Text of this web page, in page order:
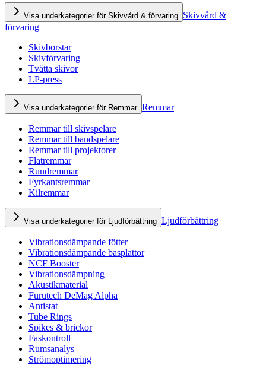
Visa underkategorier för Skivvård & förvaring Skivvård &
förvaring
Skivborstar
Skivförvaring
Tvätta skivor
LP-press
Visa underkategorier för Remmar Remmar
Remmar till skivspelare
Remmar till bandspelare
Remmar till projektorer
Flatremmar
Rundremmar
Fyrkantsremmar
Kilremmar
Visa underkategorier för Ljudförbättring Ljudförbättring
Vibrationsdämpande fötter
Vibrationsdämpande basplattor
NCF Booster
Vibrationsdämpning
Akustikmaterial
Furutech DeMag Alpha
Antistat
Tube Rings
Spikes & brickor
Faskontroll
Rumsanalys
Strömoptimering